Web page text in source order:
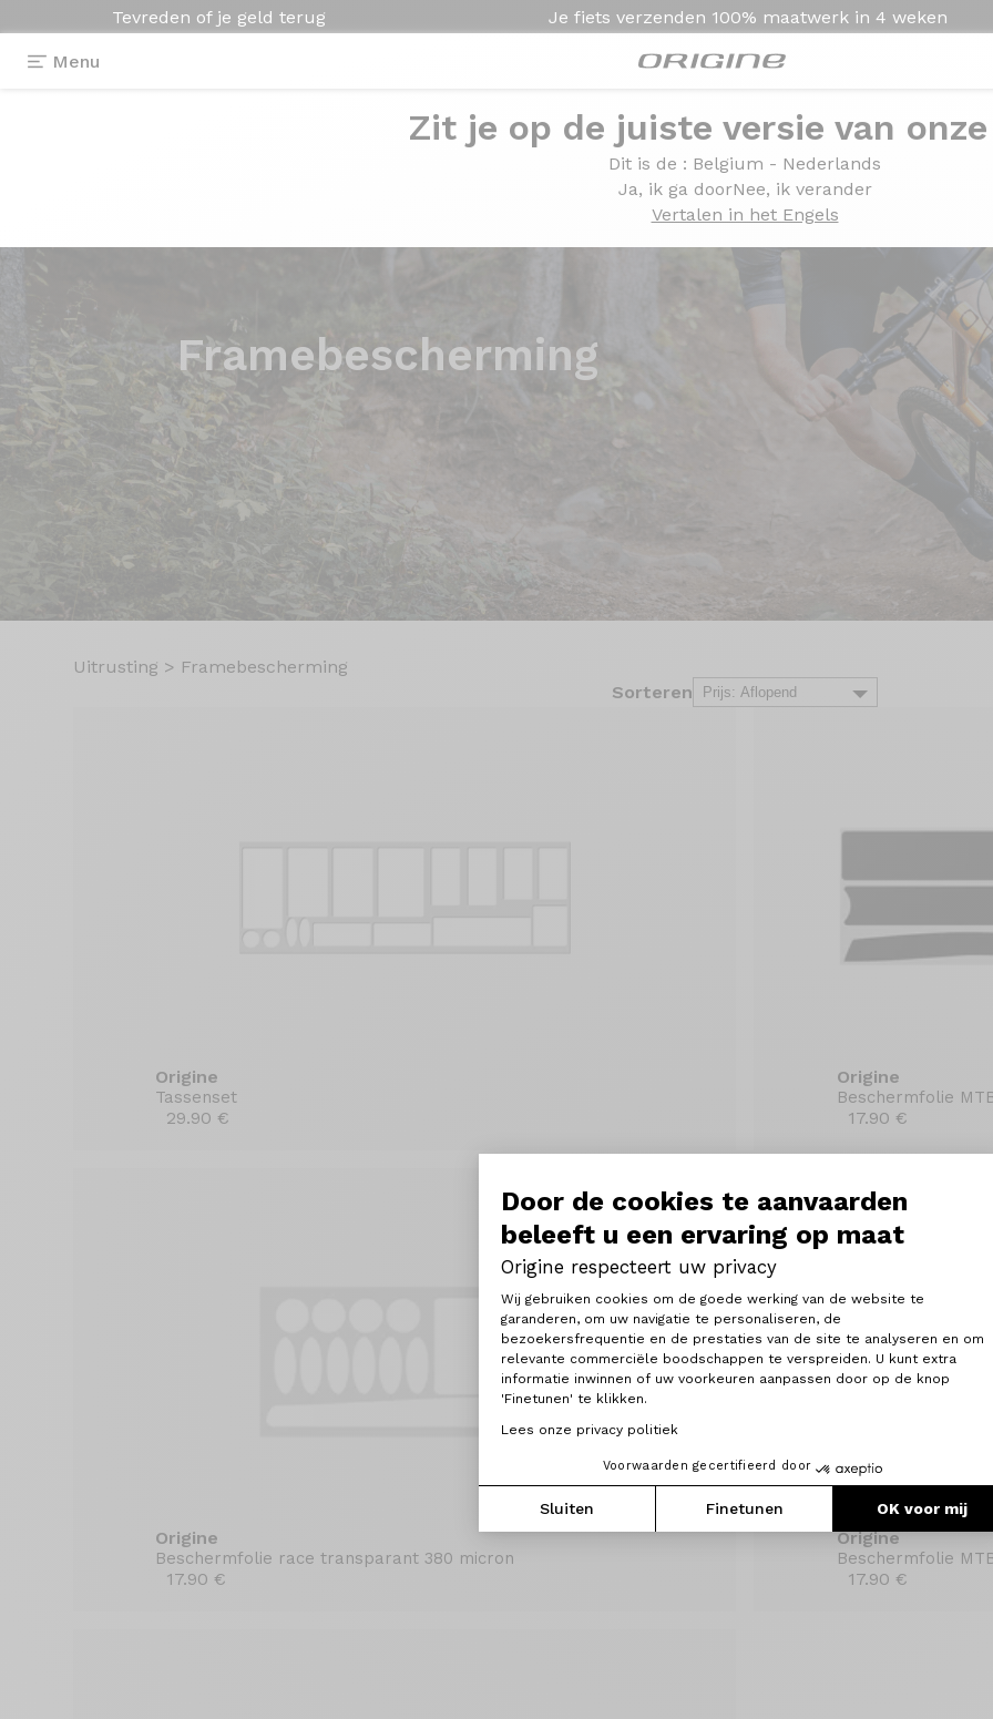
Door de cookies te aanvaarden
beleeft u een ervaring op maat
Origine respecteert uw privacy
Toestemmingsbeheerplatform:
Wij gebruiken cookies om de goede werking van de website te
garanderen, om uw navigatie te personaliseren, de
bezoekersfrequentie en de prestaties van de site te analyseren en om
relevante commerciële boodschappen te verspreiden. U kunt extra
informatie inwinnen of uw voorkeuren aanpassen door op de knop
'Finetunen' te klikken.
Lees onze privacy politiek
Voorwaarden gecertifieerd door
Sluiten Finetunen OK voor mij
Axeptio consent
Tevreden of je geld terug Je fiets verzenden 100% maatwerk in 4 weken
Menu
Zit je op de juiste versie van
Dit is de : Belgium - Nederlands
Ja, ik ga doorNee, ik verander
Vertalen in het Engels
Framebescherming
Uitrusting > Framebescherming
Sorteren
Origine
Tassenset
29.90 €
Origine
Beschermfolie
17.90 €
Origine
Beschermfolie race transparant 380 micron
17.90 €
Origine
Beschermfolie
17.90 €